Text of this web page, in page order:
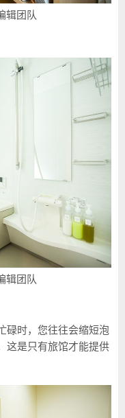
辑团队
辑团队
碌时，您往往会缩短泡
这是只有旅馆才能提供